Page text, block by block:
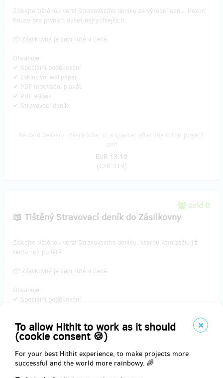
To allow Hithit to work as it should
(cookie consent 🍪)
For your best Hithit experience, to make projects more
successful and the world more rainbowy. 🌈
​Získejte tištěnou verzi Stravovacího deníku za výrobní cenu. Pozor!
Pouze pro prvních deset nejrychlejších.
📦 Zásilkovné je zahrnuté v ceně.
Obsahuje:
✔ Speciální poděkování
✔ Exkluzivní wallpaper
✔ PDF motivační plakát
✔ PDF eBook
✔ Stravovací deník
EUR 13.19
(CZK 319)
sold 0
📖 Tištěný Stravovací deník do Zásilkovny
​Získejte tištěnou verzi Stravovacího deníku, kterou vám zašlu již
tento rok po létě.
📦 Zásilkovné je zahrnuté v ceně.
Obsahuje:
✔ Speciální poděkování
✔ PDF eBook
✔ Stravovací deník
Reward delivery: Zásilkovna, in a quarter after the Hithit project